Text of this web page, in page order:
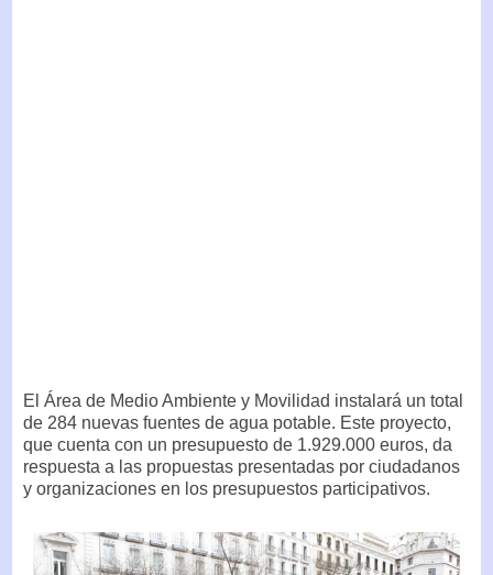
El Área de Medio Ambiente y Movilidad instalará un total
de 284 nuevas fuentes de agua potable. Este proyecto,
que cuenta con un presupuesto de 1.929.000 euros, da
respuesta a las propuestas presentadas por ciudadanos
y organizaciones en los presupuestos participativos.